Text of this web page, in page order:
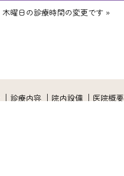
木曜日の診療時間の変更です »
診療内容 院内設備 医院概要